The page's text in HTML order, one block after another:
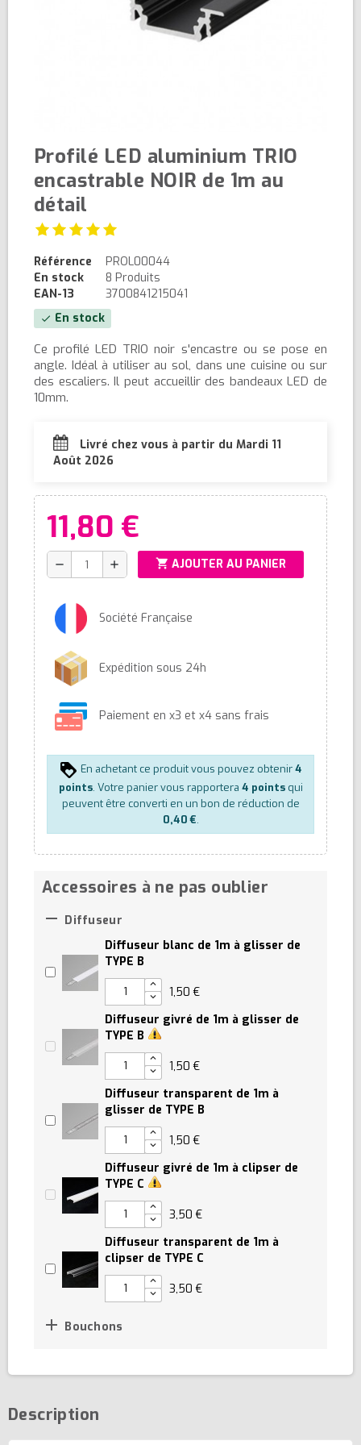
Profilé LED aluminium TRIO
encastrable NOIR de 1m au
détail
Référence
PROL00044
En stock
8 Produits
EAN-13
3700841215041
check En stock
Ce profilé LED TRIO noir s'encastre ou se pose en
angle. Idéal à utiliser au sol, dans une cuisine ou sur
des escaliers. Il peut accueillir des bandeaux LED de
10mm.
Livré chez vous à partir du Mardi 11
Août 2026
11,80 €
remove add shopping_cart AJOUTER AU PANIER
Société Française
Expédition sous 24h
Paiement en x3 et x4 sans frais
En achetant ce produit vous pouvez obtenir4
points. Votre panier vous rapportera 4 pointsqui
peuvent être converti en un bon de réduction de
0,40 €.
Accessoires à ne pas oublier
 Diffuseur
Diffuseur blanc de 1m à glisser de
TYPE B
1,50 €
Diffuseur givré de 1m à glisser de
TYPE B
1,50 €
Diffuseur transparent de 1m à
glisser de TYPE B
1,50 €
Diffuseur givré de 1m à clipser de
TYPE C
3,50 €
Diffuseur transparent de 1m à
clipser de TYPE C
3,50 €
 Bouchons
Description